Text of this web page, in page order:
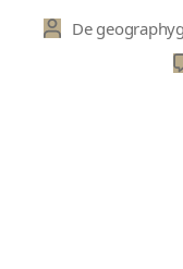
Autor
De